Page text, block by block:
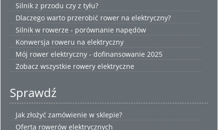
Silnik z przodu czy z tyłu?
Dlaczego warto przerobić rower na elektryczny?
Silnik w rowerze - porównanie napędów
Konwersja roweru na elektryczny
Mój rower elektryczny - dofinansowanie 2025
Zobacz wszystkie rowery elektryczne
Sprawdź
Jak złożyć zamówienie w sklepie?
Oferta rowerów elektrycznych